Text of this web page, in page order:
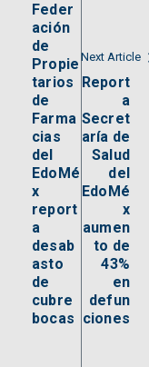
Feder
ación
de
Propie
tarios
de
Farma
cias
del
EdoMé
x
report
a
desab
asto
de
cubre
bocas
Next Article
Report
a
Secret
aría de
Salud
del
EdoMé
x
aumen
to de
43%
en
defun
ciones